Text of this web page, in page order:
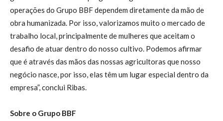
operações do Grupo BBF dependem diretamente da mão de
obra humanizada. Por isso, valorizamos muito o mercado de
trabalho local, principalmente de mulheres que aceitam o
desafio de atuar dentro do nosso cultivo. Podemos afirmar
que é através das mãos das nossas agricultoras que nosso
negócio nasce, por isso, elas têm um lugar especial dentro da
empresa”, conclui Ribas.
Sobre o Grupo BBF